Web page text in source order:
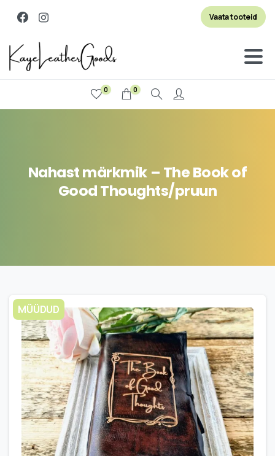
Vaata tooteid
0 0
Otsi
Nahastmärkmik – TheBookof
GoodThoughts/pruun
MÜÜDUD